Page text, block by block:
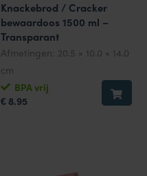
Knackebrod / Cracker
bewaardoos 1500 ml –
Transparant
Afmetingen: 20.5 × 10.0 × 14.0
cm
BPA vrij
€ 8.95